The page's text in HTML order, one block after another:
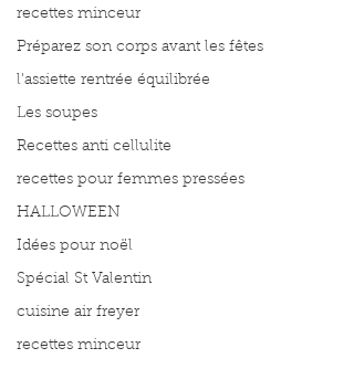
recettes minceur
Préparez son corps avant les fêtes
l'assiette rentrée équilibrée
Les soupes
Recettes anti cellulite
recettes pour femmes pressées
HALLOWEEN
Idées pour noël
Spécial St Valentin
cuisine air freyer
recettes minceur